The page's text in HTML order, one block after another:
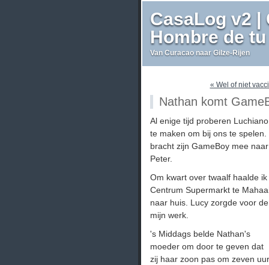
CasaLog v2 |
Hombre de tu
Van Curacao naar Gilze-Rijen
« Wel of niet
Nathan komt
Al enige tijd proberen
te maken om bij ons te
bracht zijn GameBoy mee
Peter.
Om kwart over twaalf haalde
Centrum Supermarkt te
naar huis. Lucy zorgde voor
mijn werk.
's Middags belde Nathan's
moeder om door te geven dat
zij haar zoon pas om zeven uur